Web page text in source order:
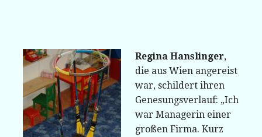
Regina Hanslinger,
die aus Wien angereist
war, schildert ihren
Genesungsverlauf: „Ich
war Managerin einer
großen Firma. Kurz